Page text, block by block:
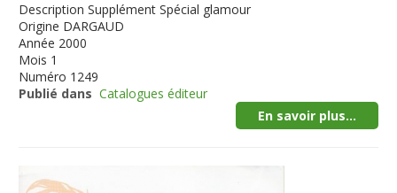
Description Supplément Spécial glamour
Origine DARGAUD
Année 2000
Mois 1
Numéro 1249
Publié dans Catalogues éditeur
En savoir plus...